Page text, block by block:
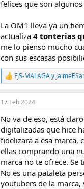
felices que son
La OM1 lleva ya un
actualiza 4 tonterias
me lo pienso mucho
con sus escasas
R
e
a
c
i
o
n
e
s
:
FJS-MALAGAy
17 Feb 2024
No va de eso, está
digitalizadas que hice
fidelizara a esa marca,
ellas comprando una
marca no te ofrece.
No es una pataleta
youtubers de la marca,